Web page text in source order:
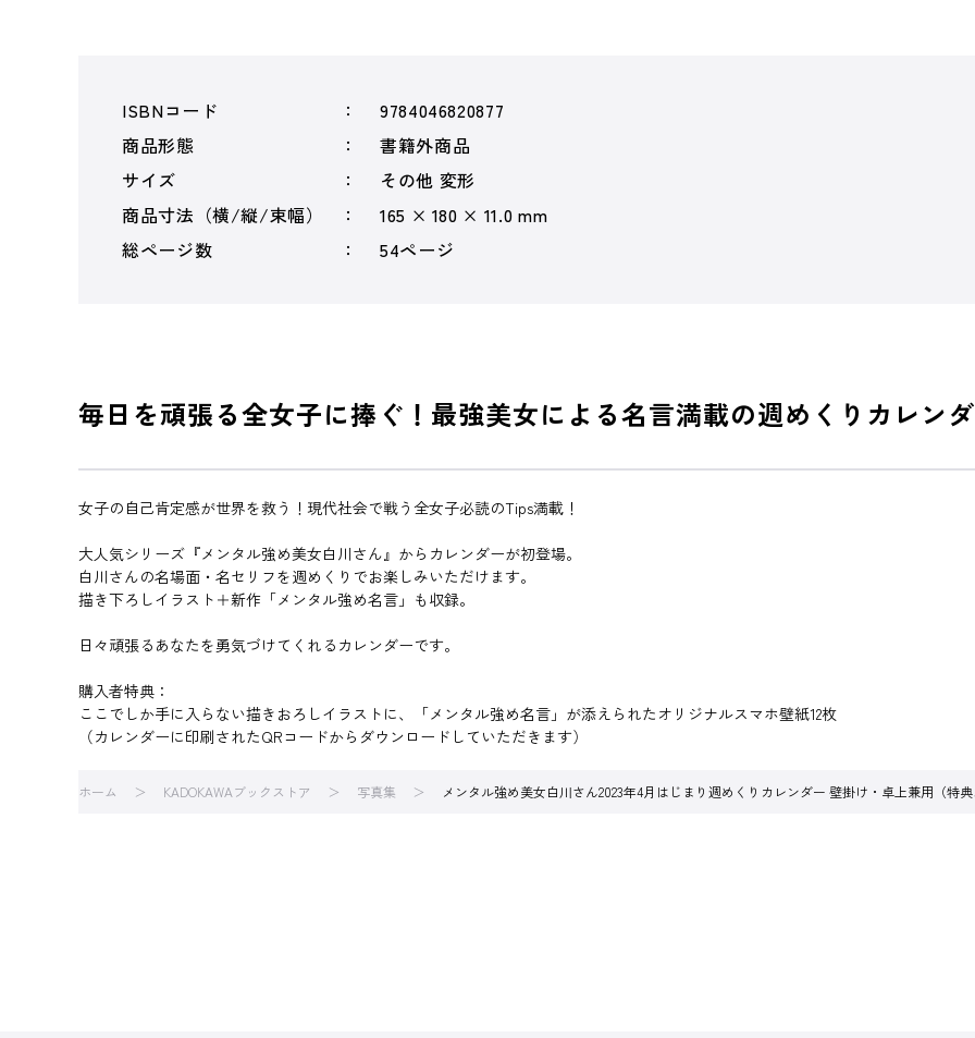
ISBNコード
9784046820877
商品形態
書籍外商品
サイズ
その他 変形
商品寸法（横/縦/束幅）
165 × 180 × 11.0 mm
総ページ数
54ページ
毎日を頑張る全女子に捧ぐ！最強美女による名言満載の週めくりカレン
女子の自己肯定感が世界を救う！現代社会で戦う全女子必読のTips満載！
大人気シリーズ『メンタル強め美女白川さん』からカレンダーが初登場。
白川さんの名場面・名セリフを週めくりでお楽しみいただけます。
描き下ろしイラスト＋新作「メンタル強め名言」も収録。
日々頑張るあなたを勇気づけてくれるカレンダーです。
購入者特典：
ここでしか手に入らない描きおろしイラストに、「メンタル強め名言」が添えられたオリジナルスマホ壁紙12枚
（カレンダーに印刷されたQRコードからダウンロードしていただきます）
ホーム KADOKAWAブックストア 写真集 メンタル強め美女白川さん2023年4月はじまり週めくりカレンダー 壁掛け・卓上兼用（特典